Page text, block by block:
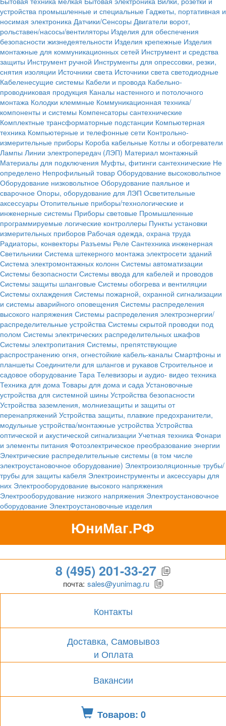
устройства промышленные и специальные Гаджеты, портативная и
носимая электроника Датчики/Сенсоры Двигатели ворот,
рольставен/насосы/вентиляторы Изделия для обеспечения
безопасности жизнедеятельности Изделия крепежные Изделия
монтажные для коммуникационных сетей Инструмент и средства
защиты Инструмент ручной Инструменты для опрессовки, резки,
снятия изоляции Источники света Источники света светодиодные
Кабеленесущие системы Кабели и провода Кабельно-
проводниковая продукция Каналы настенного и потолочного
монтажа Колодки клеммные Коммуникационная техника/
компоненты и системы Компенсаторы сантехнические
Комплектные трансформаторные подстанции Компьютерная
техника Компьютерные и телефонные сети Контрольно-
измерительные приборы Короба кабельные Котлы и обогреватели
Лампы Линии электропередач (ЛЭП) Материал монтажный
Материалы для подключения Муфты, фитинги сантехнические Не
определено Непрофильный товар Оборудование высоковольтное
Оборудование низковольтное Оборудование паяльное и
сварочное Опоры, оборудование для ЛЭП Осветительные
аксессуары Отопительные приборы/технологические и
инженерные системы Приборы световые Промышленные
программируемые логические контроллеры Пункты установки
измерительных приборов Рабочая одежда, охрана труда
Радиаторы, конвекторы Разъемы Реле Сантехника инженерная
Светильники Система штекерного монтажа электросети зданий
Система электромонтажных колонн Системы автоматизации
Системы безопасности Системы ввода для кабелей и проводов
Системы защиты шланговые Системы обогрева и вентиляции
Системы охлаждения Системы пожарной, охранной сигнализации
и системы аварийного оповещения Системы распределения
высокого напряжения Системы распределения электроэнергии/
распределительные устройства Системы скрытой проводки под
полом Системы электрических распределительных шкафов
Системы электропитания Системы, препятствующие
распространению огня, огнестойкие кабель-каналы Смартфоны и
планшеты Соединители для шлангов и рукавов Строительное и
садовое оборудование Тара Телевизоры и аудио- видео техника
Техника для дома Товары для дома и сада Установочные
устройства для системной шины Устройства безопасности
Устройства заземления, молниезащиты и защиты от
перенапряжений Устройства защиты, плавкие предохранители,
модульные устройства/монтажные устройства Устройства
оптической и акустической сигнализации Учетная техника Фонари
и элементы питания Фотоэлектрическое преобразование энергии
Электрические распределительные системы (в том числе
электроустановочное оборудование) Электроизоляционные трубы/
трубы для защиты кабеля Электроинструменты и аксессуары для
них Электрооборудование высокого напряжения
Электрооборудование низкого напряжения Электроустановочное
оборудование Электроустановочные изделия
ЮниМаг.РФ
Гипермаркет для бизнеса
8 (495) 201-33-27
почта: sales@yunimag.ru
Контакты
Доставка, Самовывоз
и Оплата
Вакансии
Товаров: 0